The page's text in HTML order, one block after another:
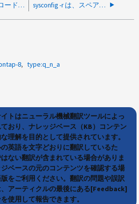
CIFS監査ワークロードが高いため、pBLKの枯渇 sysconfig -r は、スペア・ディスクが savecore の待機状態であることを示します
8
type:q_n_a
トはニューラル機械翻訳ツールによっ
おり、ナレッジベース（KB）コンテン
理解を目的として提供されています。
英語を文字どおりに翻訳しているた
ない翻訳が含まれている場合がありま
ベースの元のコンテンツを確認する場
をご利用ください。翻訳の問題や誤訳
アーティクルの最後にある[Feedback]
使用して報告できます。